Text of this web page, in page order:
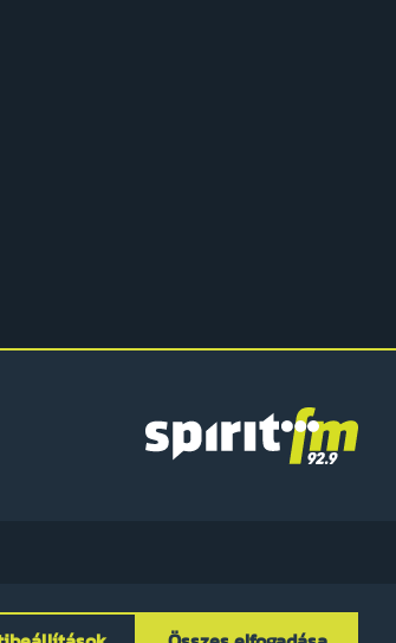
Tájékoztató Szabályzatok Sütibeállítások